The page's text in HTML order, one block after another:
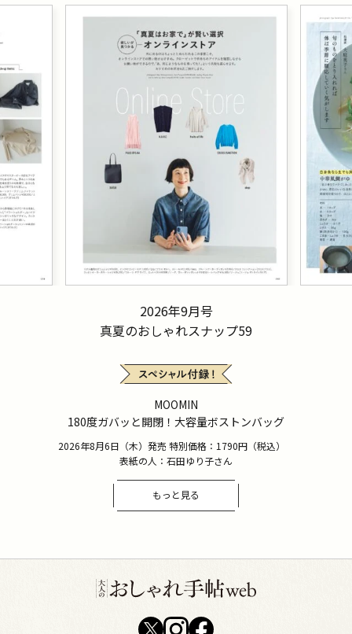
2026年9月号
真夏のおしゃれスナップ59
MOOMIN
180度ガバッと開閉！大容量ボストンバッグ
2026年8月6日（木）発売 特別価格：1790円（税込）
表紙の人：石田ゆり子さん
もっと見る